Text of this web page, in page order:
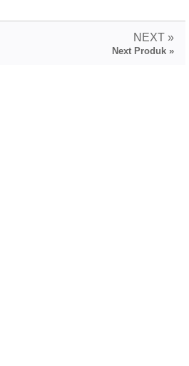
NEXT »
Next Produk »